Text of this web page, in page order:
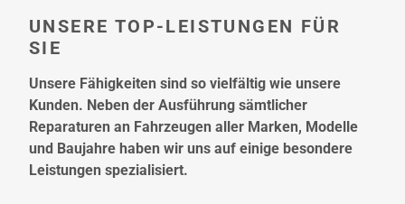
UNSERE TOP-LEISTUNGEN FÜR
SIE
Unsere Fähigkeiten sind so vielfältig wie unsere
Kunden. Neben der Ausführung sämtlicher
Reparaturen an Fahrzeugen aller Marken, Modelle
und Baujahre haben wir uns auf einige besondere
Leistungen spezialisiert.